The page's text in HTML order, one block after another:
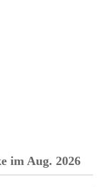
im Aug. 2026